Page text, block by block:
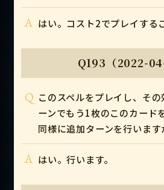
A はい。コスト2でプレイする
Q193（2022-
Q このスペルをプレイし、そ
ーンでもう1枚のこのカード
同様に追加ターンを行います
A はい。行います。